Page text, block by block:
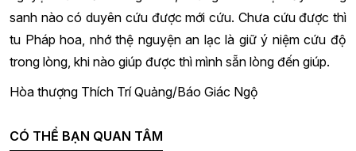
sanh nào có duyên cứu được mới cứu. Chưa cứu được thì
tu Pháp hoa, nhớ thệ nguyện an lạc là giữ ý niệm cứu độ
trong lòng, khi nào giúp được thì mình sẵn lòng đến giúp.
Hòa thượng Thích Trí Quảng/Báo Giác Ngộ
CÓ THỂ BẠN QUAN TÂM